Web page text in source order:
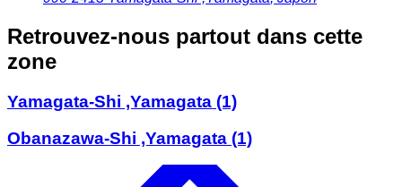
Retrouvez-nous partout dans cette
zone
Yamagata-Shi ,Yamagata (1)
Obanazawa-Shi ,Yamagata (1)